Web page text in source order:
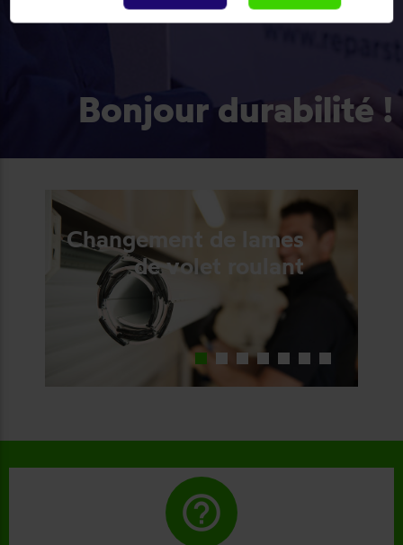
Bonjour durabilité !
Changement de lames
de volet roulant
help_outline